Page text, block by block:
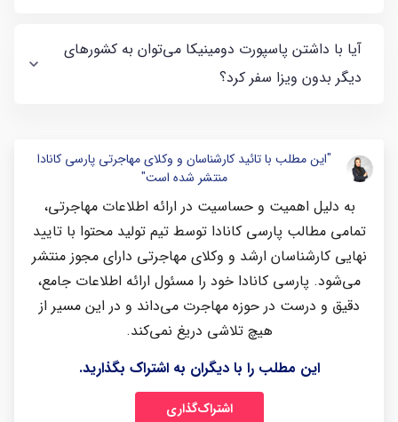
آیا با داشتن پاسپورت دومینیکا می‌توان به کشورهای
دیگر بدون ویزا سفر کرد؟
"این مطلب با تائید کارشناسان و وکلای مهاجرتی پارسی کانادا
منتشر شده است"
به دلیل اهمیت و حساسیت در ارائه اطلاعات مهاجرتی،
تمامی مطالب پارسی کانادا توسط تیم تولید محتوا با تایید
نهایی کارشناسان ارشد و وکلای مهاجرتی دارای مجوز منتشر
می‌شود. پارسی کانادا خود را مسئول ارائه اطلاعات جامع،
دقیق و درست در حوزه مهاجرت می‌داند و در این مسیر از
هیچ تلاشی دریغ نمی‌کند.
این مطلب را با دیگران به اشتراک بگذارید.
اشتراک‌گذاری